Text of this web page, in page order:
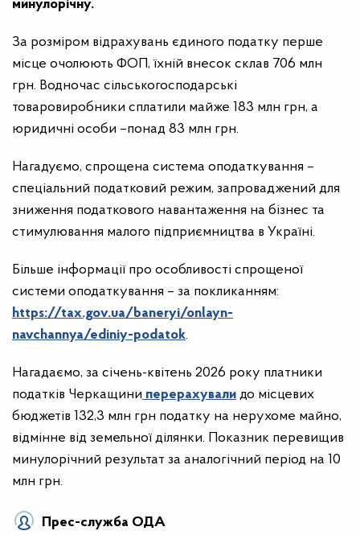
минулорічну.
За розміром відрахувань єдиного податку перше
місце очолюють ФОП, їхній внесок склав 706 млн
грн. Водночас сільськогосподарські
товаровиробники сплатили майже 183 млн грн, а
юридичні особи –понад 83 млн грн.
Нагадуємо, спрощена система оподаткування –
спеціальний податковий режим, запроваджений для
зниження податкового навантаження на бізнес та
стимулювання малого підприємництва в Україні.
Більше інформації про особливості спрощеної
системи оподаткування – за покликанням:
https://tax.gov.ua/baneryi/onlayn-
navchannya/ediniy-podatok.
Нагадаємо, за січень-квітень 2026 року платники
податків Черкащини перерахували до місцевих
бюджетів 132,3 млн грн податку на нерухоме майно,
відмінне від земельної ділянки. Показник перевищив
минулорічний результат за аналогічний період на 10
млн грн.
Прес-служба ОДА